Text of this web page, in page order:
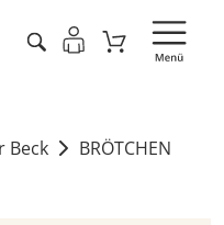
Beck
BRÖTCHEN